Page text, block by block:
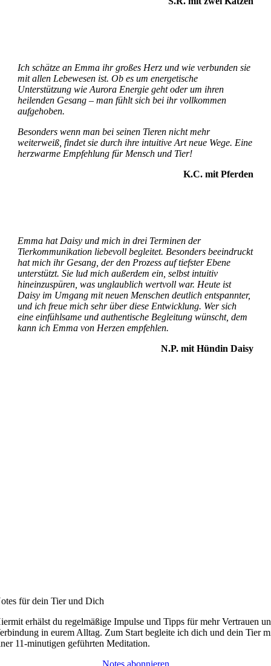
Ich schätze an Emma ihr großes Herz und wie verbunden sie
mit allen Lebewesen ist. Ob es um energetische
Unterstützung wie Aurora Energie geht oder um ihren
heilenden Gesang – man fühlt sich bei ihr vollkommen
aufgehoben.
Besonders wenn man bei seinen Tieren nicht mehr
weiterweiß, findet sie durch ihre intuitive Art neue Wege. Eine
herzwarme Empfehlung für Mensch und Tier!
K.C. mit Pferden
Emma hat Daisy und mich in drei Terminen der
Tierkommunikation liebevoll begleitet. Besonders beeindruckt
hat mich ihr Gesang, der den Prozess auf tiefster Ebene
unterstützt. Sie lud mich außerdem ein, selbst intuitiv
hineinzuspüren, was unglaublich wertvoll war. Heute ist
Daisy im Umgang mit neuen Menschen deutlich entspannter,
und ich freue mich sehr über diese Entwicklung. Wer sich
eine einfühlsame und authentische Begleitung wünscht, dem
kann ich Emma von Herzen empfehlen.
N.P. mit Hündin Daisy
für dein Tier und Dich
erhälst du regelmäßige Impulse und Tipps für mehr Vertrauen
in eurem Alltag. Zum Start begleite ich dich und dein Tier
11-minutigen geführten Meditation.
Notes abonnieren